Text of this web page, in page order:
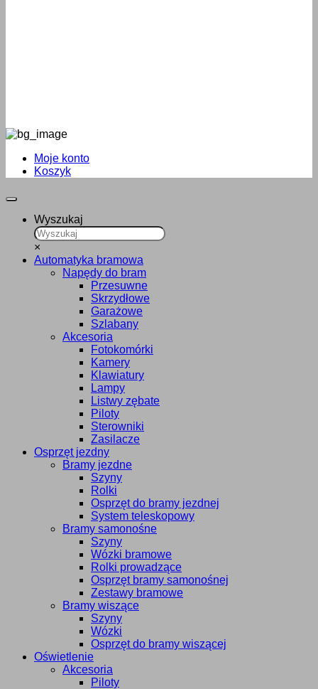
Moje konto
Koszyk
Wyszukaj
×
Automatyka bramowa
Napędy do bram
Przesuwne
Skrzydłowe
Garażowe
Szlabany
Akcesoria
Fotokomórki
Kamery
Klawiatury
Lampy
Listwy zębate
Piloty
Sterowniki
Zasilacze
Osprzęt jezdny
Bramy jezdne
Szyny
Rolki
Osprzęt do bramy jezdnej
System teleskopowy
Bramy samonośne
Szyny
Wózki bramowe
Rolki prowadzące
Osprzęt bramy samonośnej
Zestawy bramowe
Bramy wiszące
Szyny
Wózki
Osprzęt do bramy wiszącej
Oświetlenie
Akcesoria
Piloty